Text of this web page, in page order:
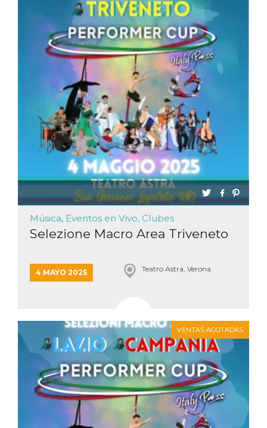
Música, Eventos en Vivo, Clubes
Selezione Macro Area Triveneto
4 MAYO 2025 Teatro Astra, Verona
VENTAS AGOTADAS